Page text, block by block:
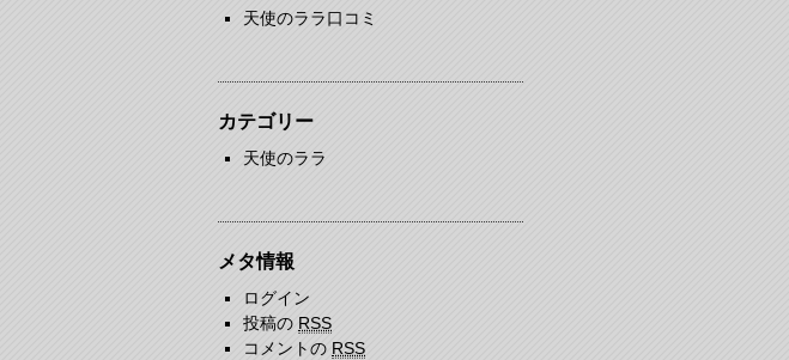
天使のララ口コミ
カテゴリー
天使のララ
メタ情報
ログイン
投稿の RSS
コメントの RSS